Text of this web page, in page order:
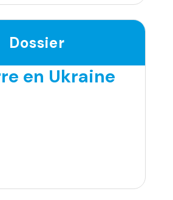
Dossier
en Ukraine